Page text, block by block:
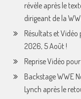
révèle après le
dirigeant de la
Résultats et
2026, 5 Août !
Reprise Vidéo
Backstage WWE
Lynch après le